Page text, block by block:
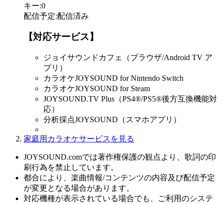
キー:0
配信予定:配信済み
【対応サービス】
ジョイサウンドカフェ（ブラウザ/Android TV ア
プリ）
カラオケJOYSOUND for Nintendo Switch
カラオケJOYSOUND for Steam
JOYSOUND.TV Plus（PS4®/PS5®後方互換機能対
応）
分析採点JOYSOUND（スマホアプリ）
家庭用カラオケサービスを見る
JOYSOUND.comでは著作権保護の観点より、歌詞の印
刷行為を禁止しています。
都合により、楽曲情報/コンテンツの内容及び配信予定
が変更となる場合があります。
対応機種が表示されている場合でも、ご利用のシステ